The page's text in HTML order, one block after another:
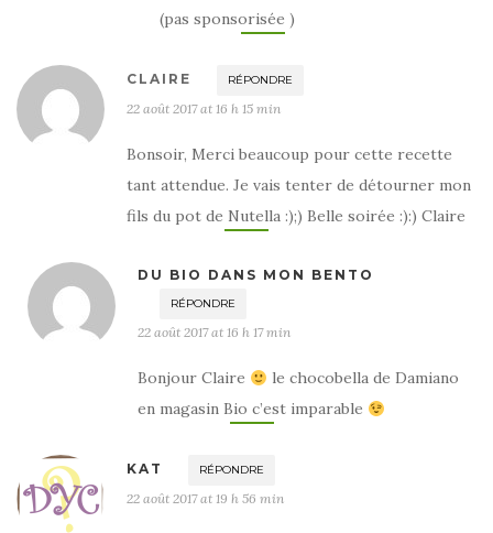
(pas sponsorisée )
CLAIRE RÉPONDRE
22 août 2017 at 16 h 15 min
Bonsoir, Merci beaucoup pour cette recette
tant attendue. Je vais tenter de détourner mon
fils du pot de Nutella :);) Belle soirée :):) Claire
DU BIO DANS MON BENTO
RÉPONDRE
22 août 2017 at 16 h 17 min
Bonjour Claire
le chocobella de Damiano
en magasin Bio c’est imparable
KAT RÉPONDRE
22 août 2017 at 19 h 56 min